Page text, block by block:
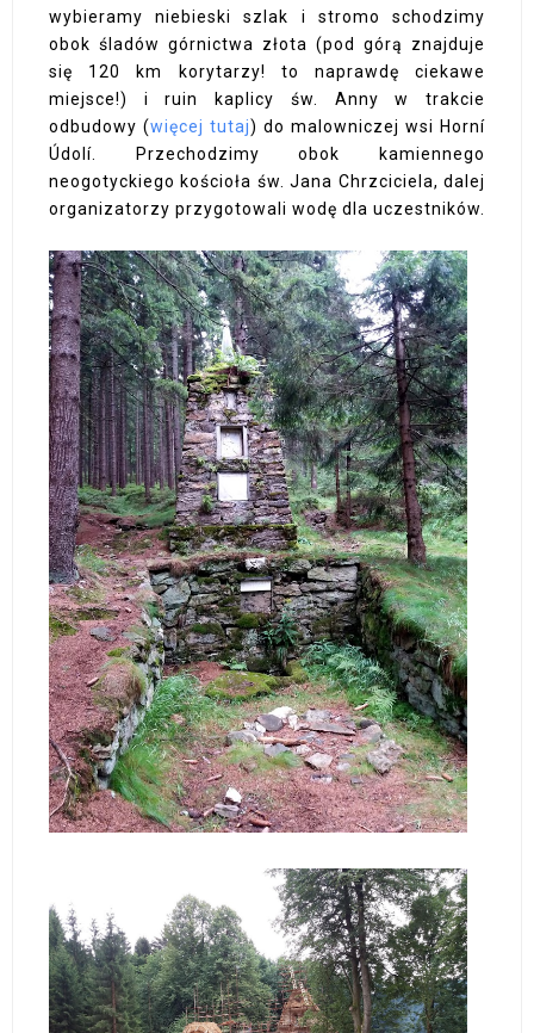
wybieramy niebieski szlak i stromo schodzimy
obok śladów górnictwa złota (pod górą znajduje
się 120 km korytarzy! to naprawdę ciekawe
miejsce!) i ruin kaplicy św. Anny w trakcie
odbudowy (więcej tutaj) do malowniczej wsi Horní
Údolí. Przechodzimy obok kamiennego
neogotyckiego kościoła św. Jana Chrzciciela, dalej
organizatorzy przygotowali wodę dla uczestników.